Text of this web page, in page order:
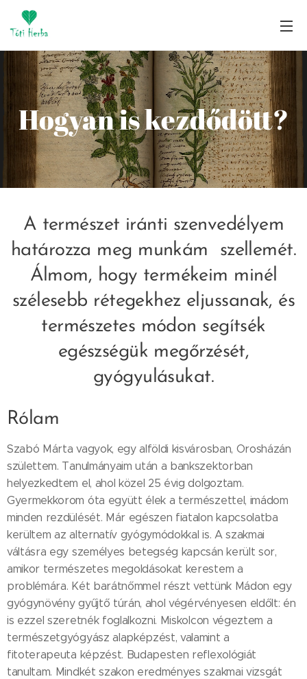
Hogyan is kezdődött?
A természet iránti szenvedélyem
határozza meg munkám szellemét.
Álmom, hogy termékeim minél
szélesebb rétegekhez eljussanak, és
természetes módon segítsék
egészségük megőrzését,
gyógyulásukat.
Rólam
Szabó Márta vagyok, egy alföldi kisvárosban, Orosházán
születtem. Tanulmányaim után a bankszektorban
helyezkedtem el, ahol közel 25 évig dolgoztam.
Gyermekkorom óta együtt élek a természettel, imádom
minden rezdülését. Már egészen fiatalon kapcsolatba
kerültem az alternatív gyógymódokkal is. A szakmai
váltásra egy személyes betegség kapcsán került sor,
amikor természetes megoldásokat kerestem a
problémára. Két barátnőmmel részt vettünk Mádon egy
gyógynövény gyűjtő túrán, ahol végérvényesen eldőlt: én
is ezzel szeretnék foglalkozni. Miskolcon végeztem a
természetgyógyász alapképzést, valamint a
fitoterapeuta képzést. Budapesten reflexológiát
tanultam. Mindkét szakon eredményes szakmai vizsgát